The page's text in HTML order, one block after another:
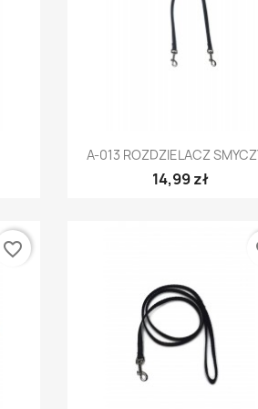
Szybki podgląd
A-013 ROZDZIELACZ
14,99 zł
favorite_border